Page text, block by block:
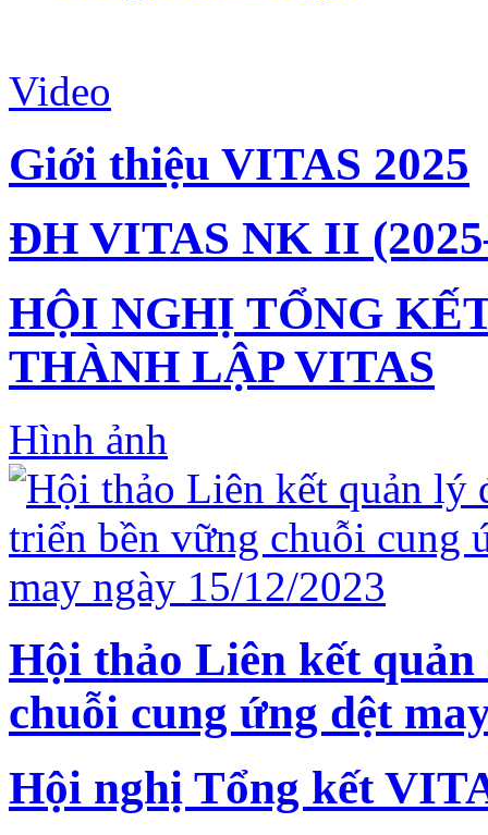
Video
Giới thiệu VITAS 2025
ĐH VITAS NK II
HỘI NGHỊ TỔNG
THÀNH LẬP VITAS
Hình ảnh
Hội thảo Liên kết
chuỗi cung ứng dệt
Hội nghị Tổng kết